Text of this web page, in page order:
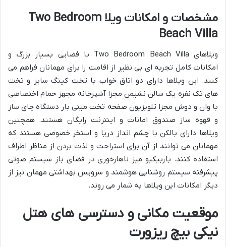
مشخصات و امکانات ویلا Two Bedroom
Beach Villa
ویلاهای Two Bedroom Beach Villa با فضایی بسیار بزرگ و
امکانات کامل تجربه ای بی نظیر از اقامت را برای مهمانان فراهم می
کنند. این ویلاها دارای دو اتاق خواب با تخت کینگ سایز و تخت
های تک نفره یک سالن نشیمن مجزا آشپزخانه مجهز حمام اختصاصی
با وان و دوش مجزا تلویزیون صفحه تخت مینی بار دستگاه چای ساز
و قهوه ساز صندوق امانات و اینترنت رایگان هستند. همچنین
ویلاها دارای بالکن با چشم انداز دریا و استخر خصوصی هستند که
مهمانان می توانند از آن برای استراحت و لذت بردن از مناظر اطراف
استفاده کنند. باربیکیو میز ناهارخوری در فضای باز سیستم صوتی
پیشرفته سیستم روشنایی هوشمند و سرویس بهداشتی مهمان نیز از
دیگر امکانات این ویلاها به شمار می روند.
موقعیت مکانی و دسترسی های هتل
نیکی بیچ ریزورت